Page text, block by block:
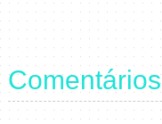
Comentários